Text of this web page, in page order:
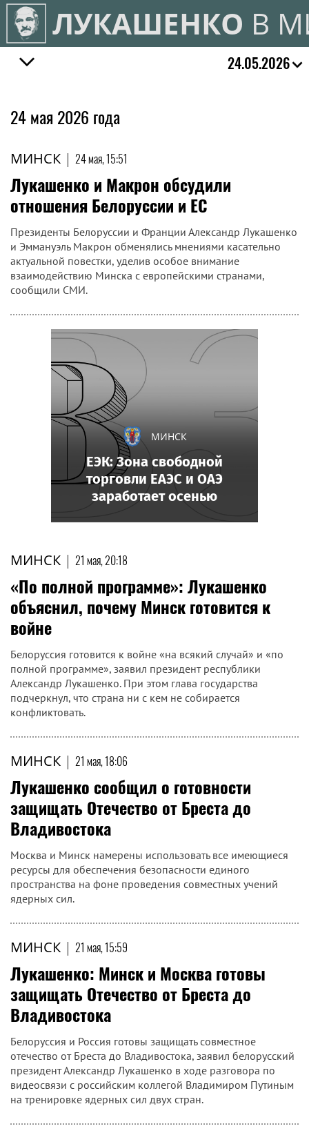
ЛУКАШЕНКО В
24.05.2026
24 мая 2026 года
МИНСК | 24 мая, 15:51
Лукашенко и Макрон обсудили
отношения Белоруссии и ЕС
Президенты Белоруссии и Франции Александр Лукашенко
и Эммануэль Макрон обменялись мнениями касательно
актуальной повестки, уделив особое внимание
взаимодействию Минска с европейскими странами,
сообщили СМИ.
МИНСК | 21 мая, 20:18
«По полной программе»: Лукашенко
объяснил, почему Минск готовится к
войне
Белоруссия готовится к войне «на всякий случай» и «по
полной программе», заявил президент республики
Александр Лукашенко. При этом глава государства
подчеркнул, что страна ни с кем не собирается
конфликтовать.
МИНСК | 21 мая, 18:06
Лукашенко сообщил о готовности
защищать Отечество от Бреста до
Владивостока
Москва и Минск намерены использовать все имеющиеся
ресурсы для обеспечения безопасности единого
пространства на фоне проведения совместных учений
ядерных сил.
МИНСК | 21 мая, 15:59
Лукашенко: Минск и Москва готовы
защищать Отечество от Бреста до
Владивостока
Белоруссия и Россия готовы защищать совместное
отечество от Бреста до Владивостока, заявил белорусский
президент Александр Лукашенко в ходе разговора по
видеосвязи с российским коллегой Владимиром Путиным
на тренировке ядерных сил двух стран.
МИНСК
ЕЭК: Зона свободной
торговли ЕАЭС и ОАЭ
заработает осенью